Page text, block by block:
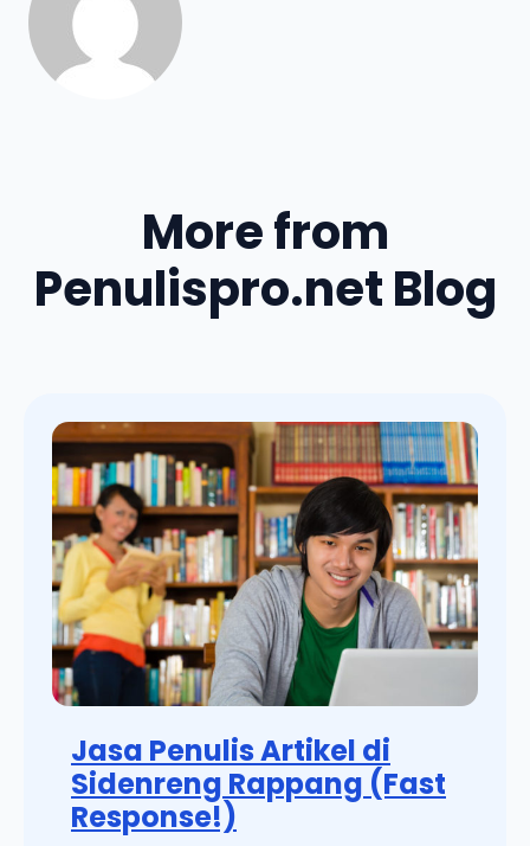
More from
Penulispro.net Blog
Jasa Penulis Artikel di
Sidenreng Rappang (Fast
Response!)